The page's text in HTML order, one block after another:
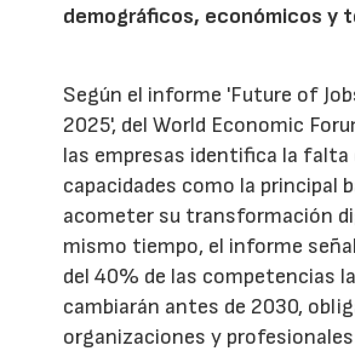
demográficos, económicos y
Según el informe 'Future of
2025', del World Economic
las empresas identifica la falta
capacidades como la principal
acometer su transformación
mismo tiempo, el informe
del 40% de las competencias
cambiarán antes de 2030,
organizaciones y